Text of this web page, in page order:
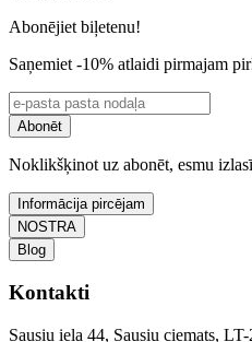
Abonējiet biļetenu!
Saņemiet -10% atlaidi pirmajam
Abonēt
Noklikšķinot uz abonēt, esmu
Informācija pircējam
NOSTRA
Blog
Kontakti
Sausiu iela 44, Sausiu ciemats,